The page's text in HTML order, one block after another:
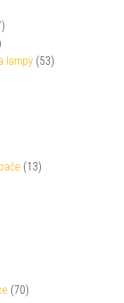
lampy (53)
(13)
(70)